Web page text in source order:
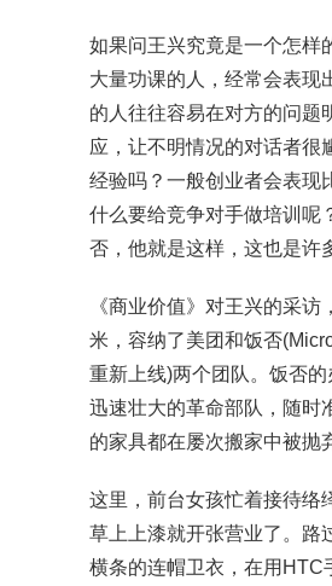
如果问王兴究竟是一个怎样
大量功课的人，经常会表现
的人往往容易在对方的问题
应，让不明情况的对话者很
经验吗？一般创业者会表现
什么要给竞争对手做培训呢
否，他就是这样，这也是许
《商业价值》对王兴的采
米，容纳了美团和饭否
重新上线)两个团队。饭否
迅速壮大的革命部队，随时
的家具都在屡次搬家中被抛
这里，前台女孩忙着接待络
草上上漆就开张营业了。路
横条的连帽卫衣，在用HTC